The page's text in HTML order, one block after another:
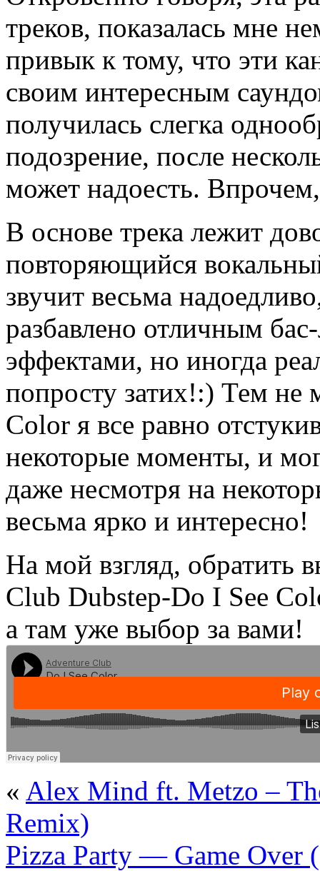
треков, показалась мне
привык к тому, что эти
своим интересным
получилась слегка
подозрение, после
может надоесть.
В основе трека лежит
повторяющийся
звучит весьма
разбавлено отличным
эффектами, но иногда
попросту затих!:) Тем не
Color я все равно
некоторые моменты, и
даже несмотря на
весьма ярко и интересно!
На мой взгляд, обратить
Club Dubstep-Do I See
а там уже выбор за вами!
« Alex Mind ft. Metzo –
Remix)
Pizza Party — Game Over